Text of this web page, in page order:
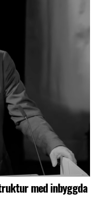
med inbyggda